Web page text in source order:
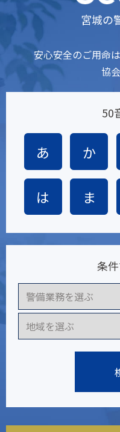
宮城の
安心安全のご用命
協
50
あ か
は ま
条